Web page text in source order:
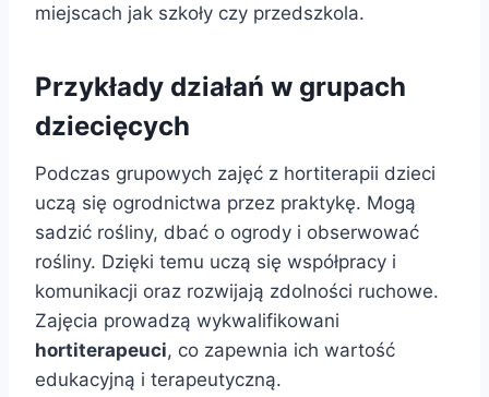
miejscach jak szkoły czy przedszkola.
Przykłady działań w grupach
dziecięcych
Podczas grupowych zajęć z hortiterapii dzieci
uczą się ogrodnictwa przez praktykę. Mogą
sadzić rośliny, dbać o ogrody i obserwować
rośliny. Dzięki temu uczą się współpracy i
komunikacji oraz rozwijają zdolności ruchowe.
Zajęcia prowadzą wykwalifikowani
hortiterapeuci, co zapewnia ich wartość
edukacyjną i terapeutyczną.